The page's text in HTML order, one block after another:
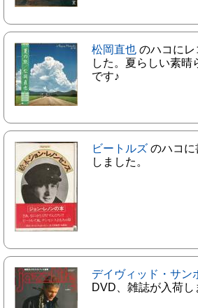
松岡直也 のハコにレ
した。夏らしい素晴
です♪
ビートルズ のハコに
しました。
デイヴィッド・サン
DVD、雑誌が入荷し